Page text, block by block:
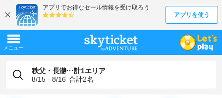
秩父・長瀞···計1エリア
8/15 - 8/16 合計2名